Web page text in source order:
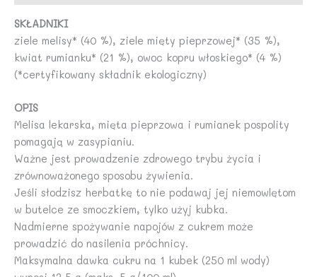
SKŁADNIKI
ziele melisy* (40 %), ziele mięty pieprzowej* (35 %),
kwiat rumianku* (21 %), owoc kopru włoskiego* (4 %)
(*certyfikowany składnik ekologiczny)
OPIS
Melisa lekarska, mięta pieprzowa i rumianek pospolity
pomagają w zasypianiu.
Ważne jest prowadzenie zdrowego trybu życia i
zrównoważonego sposobu żywienia.
Jeśli słodzisz herbatkę to nie podawaj jej niemowlętom
w butelce ze smoczkiem, tylko użyj kubka.
Nadmierne spożywanie napojów z cukrem może
prowadzić do nasilenia próchnicy.
Maksymalna dawka cukru na 1 kubek (250 ml wody)